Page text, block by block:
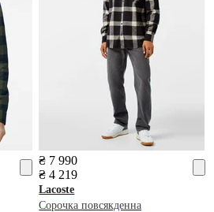
₴ 7 990
₴ 4 219
Lacoste
Сорочка повсякденна